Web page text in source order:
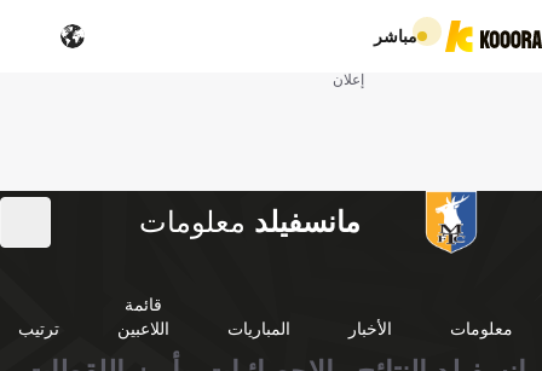
مباشر
إعلان
مانسفيلد معلومات
معلومات الأخبار المباريات
قائمة
اللاعبين
ترتيب